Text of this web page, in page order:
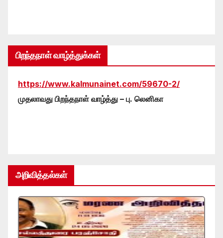
பிறந்தநாள் வாழ்த்துக்கள்
https://www.kalmunainet.com/59670-2/
முதலாவது பிறந்தநாள் வாழ்த்து – பு. லெனிகா
அறிவித்தல்கள்